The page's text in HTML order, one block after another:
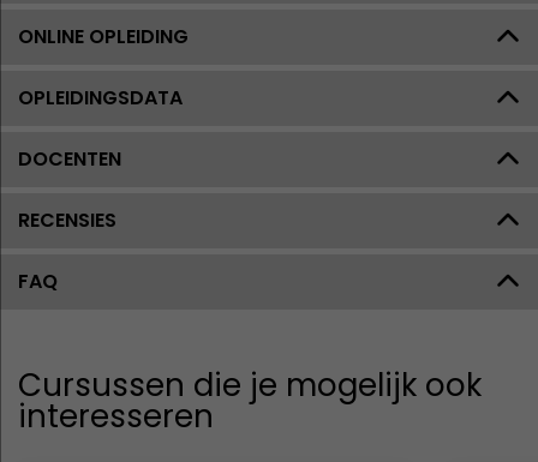
ONLINE OPLEIDING
OPLEIDINGSDATA
DOCENTEN
RECENSIES
FAQ
Cursussen die je mogelijk ook
interesseren